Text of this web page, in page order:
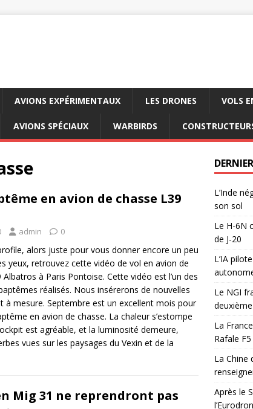
AVIONS EXPÉRIMENTAUX LES DRONES VOLS
AVIONS SPÉCIAUX WARBIRDS
en avion de chasse L39
admin 0
alors juste pour vous donner encore un peu
yeux, retrouvez cette vidéo de vol en avion de
Albatros à Paris Pontoise. Cette vidéo est l’un des
réalisés. Nous insérerons de nouvelles
à mesure. Septembre est un excellent mois pour
en avion de chasse. La chaleur s’estompe
est agréable, et la luminosité demeure,
vues sur les paysages du Vexin et de la
Mig 31 ne reprendront pas
L’Inde
son sol
Le H-6N
de J-20
L’IA
Le NGI
La
Rafale F5
La Chine
Après le